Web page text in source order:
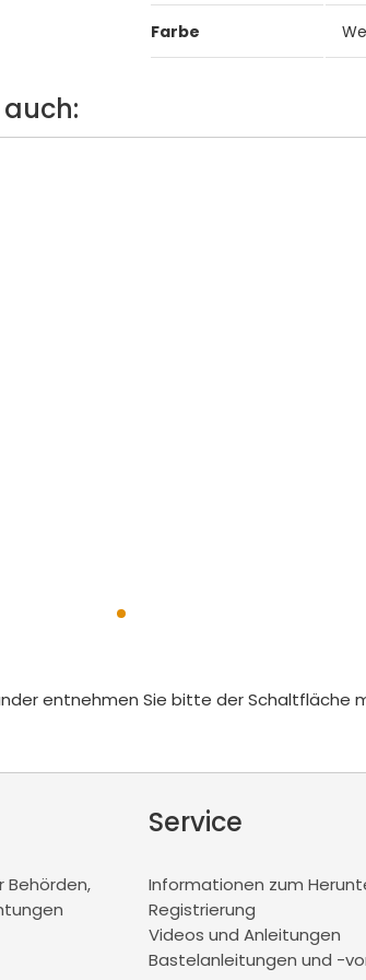
Farbe
entnehmen Sie bitte der Schaltfläche
Behörden,
Service
Informationen zum
Registrierung
Videos und Anleitungen
Bastelanleitungen und -